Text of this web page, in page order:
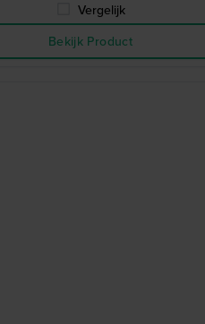
Vergelijk
Bekijk Product